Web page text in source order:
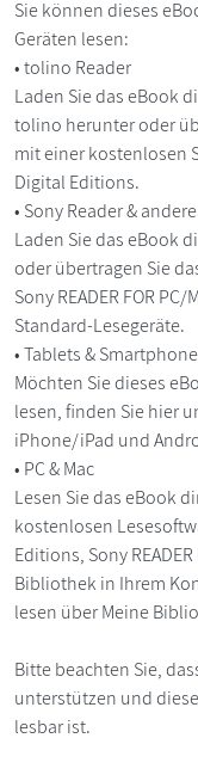
Sie können dieses
Geräten lesen:
• tolino Reader
Laden Sie das eBook
tolino herunter oder
mit einer kostenlosen
Digital Editions.
• Sony Reader &
Laden Sie das eBook
oder übertragen Sie
Sony READER FOR
Standard-Lesegeräte.
• Tablets &
Möchten Sie dieses
lesen, finden Sie hier
iPhone/iPad und
• PC & Mac
Lesen Sie das eBook
kostenlosen
Editions, Sony
Bibliothek in Ihrem
lesen über Meine
Bitte beachten Sie,
unterstützen und
lesbar ist.